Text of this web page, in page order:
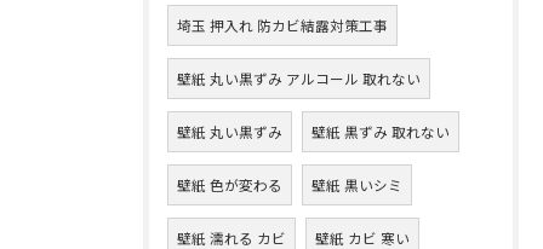
埼玉 押入れ 防カビ結露対策工事
壁紙 丸い黒ずみ アルコール 取れない
壁紙 丸い黒ずみ 壁紙 黒ずみ 取れない
壁紙 色が変わる 壁紙 黒いシミ
壁紙 濡れる カビ 壁紙 カビ 寒い